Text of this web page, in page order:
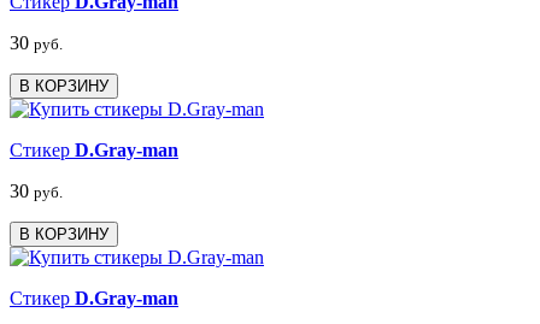
30 руб.
В КОРЗИНУ
Стикер D.Gray-man
30 руб.
В КОРЗИНУ
Стикер D.Gray-man